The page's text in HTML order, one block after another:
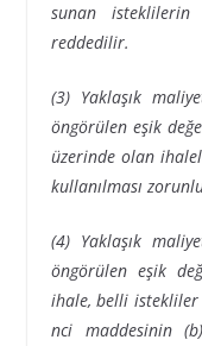
sunan isteklilerin
reddedilir.
(3) Yaklaşık
öngörülen eşik
üzerinde olan
kullanılması
(4) Yaklaşık
öngörülen eşik
ihale, belli istekliler
nci maddesinin